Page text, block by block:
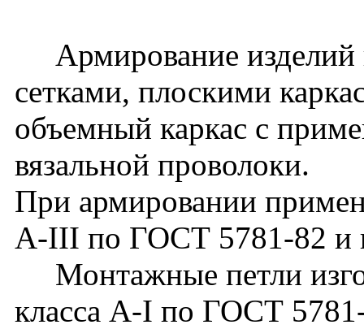
Армирование изделий
сетками, плоскими
объемный каркас с
вязальной проволоки.
При армировании
А-III по ГОСТ 5781-82 и
Монтажные петли
класса А-I по ГОСТ